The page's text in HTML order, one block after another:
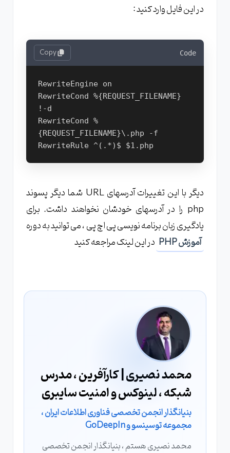
در این فایل وارد کنید :
Code
Copy
RewriteEngine on
RewriteCond %{REQUEST_FILENAME}
!-d
RewriteCond %
{REQUEST_FILENAME}\.php -f
دیگر با این تغییرات آدرسهای URL شما دیگر پسوند
php را در آدرسهای خودشان نخواهند داشت. برای
یادگیری زبان برنامه نویسی پی اچ پی ، می توانید به دوره
آموزش PHP
در این لینک مراجعه کنید
محمد نصیری | کارآفرین ، مدرس
شبکه ، لینوکس و امنیت سایبری
بنیانگذار انجمن تخصصی فناوری اطلاعات ایران ،
مجموعه توسینسو و GoDeepIn
محمد نصیری هستم ، بنیانگذار انجمن تخصصی